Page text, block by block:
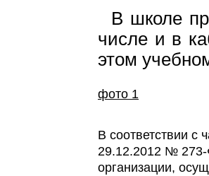
В школе
числе и в
этом
фото 1
В соответствии с
29.12.2012 № 273-
организации,